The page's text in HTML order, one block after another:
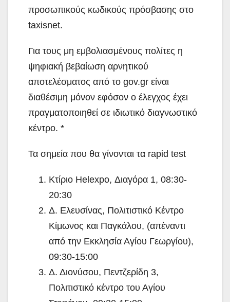
προσωπικούς κωδικούς πρόσβασης στο
taxisnet.
Για τους μη εμβολιασμένους πολίτες η
ψηφιακή βεβαίωση αρνητικού
αποτελέσματος από το gov.gr είναι
διαθέσιμη μόνον εφόσον ο έλεγχος έχει
πραγματοποιηθεί σε ιδιωτικό διαγνωστικό
κέντρο. *
Τα σημεία που θα γίνονται τα rapid test
Κτίριο Helexpo, Διαγόρα 1, 08:30-
20:30
Δ. Ελευσίνας, Πολιτιστικό Κέντρο
Κίμωνος και Παγκάλου, (απέναντι
από την Εκκλησία Αγίου Γεωργίου),
09:30-15:00
Δ. Διονύσου, Πεντζερίδη 3,
Πολιτιστικό κέντρο του Αγίου